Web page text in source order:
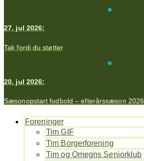
27. jul 2026:
Tak fordi du støtter
20. jul 2026:
Sæsonopstart fodbold – efterårssæson 2026
Foreninger
Tim GIF
Tim Borgerforening
Tim og Omegns Seniorklub